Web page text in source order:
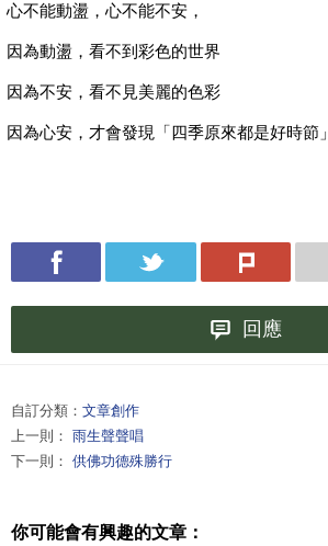
心不能動盪，心不能不安，
因為動盪，看不到彩色的世界
因為不安，看不見美麗的色彩
因為心安，才會發現「四季原來都是好時節」
回應
自訂分類： 文章創作
上一則： 雨生聲聲唱
下一則： 供佛功德殊勝行
你可能會有興趣的文章：